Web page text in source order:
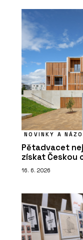
NOVINKY A
Pětadvacet
získat Českou
16. 6. 2026